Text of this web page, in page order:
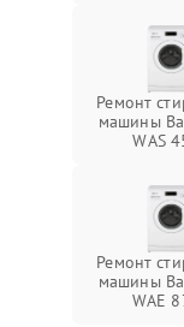
Ремонт
машины
WAS
Ремонт
машины
WAE